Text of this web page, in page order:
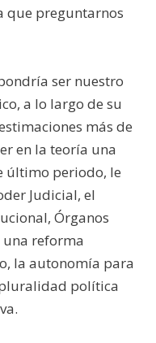
que preguntarnos
ser nuestro
a lo largo de su
más de
en la teoría una
último periodo, le
Judicial, el
Órganos
una reforma
la autonomía para
política